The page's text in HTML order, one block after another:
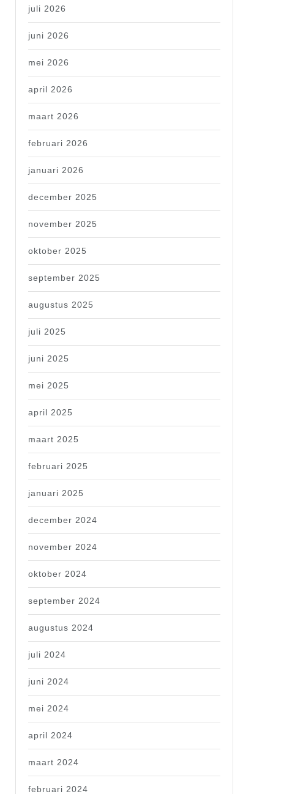
juli 2026
juni 2026
mei 2026
april 2026
maart 2026
februari 2026
januari 2026
december 2025
november 2025
oktober 2025
september 2025
augustus 2025
juli 2025
juni 2025
mei 2025
april 2025
maart 2025
februari 2025
januari 2025
december 2024
november 2024
oktober 2024
september 2024
augustus 2024
juli 2024
juni 2024
mei 2024
april 2024
maart 2024
februari 2024